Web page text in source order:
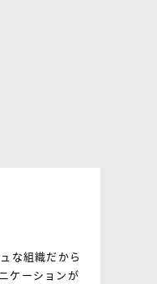
な組織だから
ケーションが